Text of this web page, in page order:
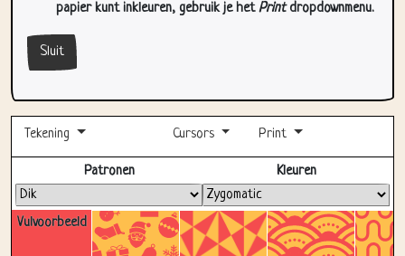
papier kunt inkleuren, gebruik je hetPrintdropdownmenu.
Sluit
Tekening Cursors Print
Volledig scherm
Vulvoorbeeld
Patronen Kleuren